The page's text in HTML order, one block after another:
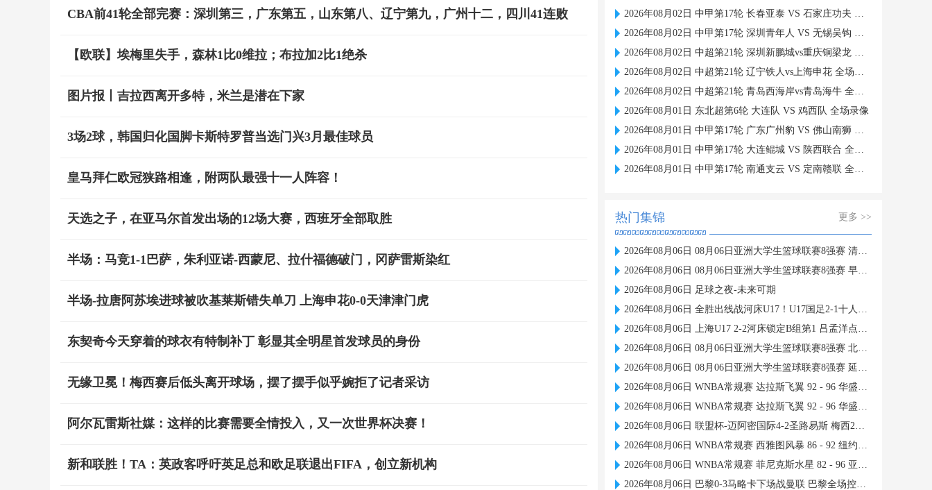
CBA前41轮全部完赛：深圳第三，广东第五，山东第八、辽宁第九，广州十二，四川41连败
【欧联】埃梅里失手，森林1比0维拉；布拉加2比1绝杀
图片报丨吉拉西离开多特，米兰是潜在下家
3场2球，韩国归化国脚卡斯特罗普当选门兴3月最佳球员
皇马拜仁欧冠狭路相逢，附两队最强十一人阵容！
天选之子，在亚马尔首发出场的12场大赛，西班牙全部取胜
半场：马竞1-1巴萨，朱利亚诺-西蒙尼、拉什福德破门，冈萨雷斯染红
半场-拉唐阿苏埃进球被吹基莱斯错失单刀 上海申花0-0天津津门虎
东契奇今天穿着的球衣有特制补丁 彰显其全明星首发球员的身份
无缘卫冕！梅西赛后低头离开球场，摆了摆手似乎婉拒了记者采访
阿尔瓦雷斯社媒：这样的比赛需要全情投入，又一次世界杯决赛！
新和联胜！TA：英政客呼吁英足总和欧足联退出FIFA，创立新机构
2026年08月02日 中甲第17轮 长春亚泰 VS 石家庄功夫 全场录像
2026年08月02日 中甲第17轮 深圳青年人 VS 无锡吴钩 全场录像
2026年08月02日 中超第21轮 深圳新鹏城vs重庆铜梁龙 全场录像
2026年08月02日 中超第21轮 辽宁铁人vs上海申花 全场录像
2026年08月02日 中超第21轮 青岛西海岸vs青岛海牛 全场录像
2026年08月01日 东北超第6轮 大连队 VS 鸡西队 全场录像
2026年08月01日 中甲第17轮 广东广州豹 VS 佛山南狮 全场录像
2026年08月01日 中甲第17轮 大连鲲城 VS 陕西联合 全场录像
2026年08月01日 中甲第17轮 南通支云 VS 定南赣联 全场录像
热门集锦 更多 >>
2026年08月06日 08月06日亚洲大学生篮球联赛8强赛 清华大学 85 - 81 菲律宾大学 集锦
2026年08月06日 08月06日亚洲大学生篮球联赛8强赛 早稻田大学 78 - 71 高丽大学 集锦
2026年08月06日 足球之夜-未来可期
2026年08月06日 全胜出线战河床U17！U17国足2-1十人药厂U17 赵松源登场1分钟传射
2026年08月06日 上海U17 2-2河床锁定B组第1 吕孟洋点射阿布力米破门 将战A组第2
2026年08月06日 08月06日亚洲大学生篮球联赛8强赛 北京大学 77 - 79 上海交通大学 集锦
2026年08月06日 08月06日亚洲大学生篮球联赛8强赛 延世大学 67 - 72 政治大学 集锦
2026年08月06日 WNBA常规赛 达拉斯飞翼 92 - 96 华盛顿神秘人 全场集锦
2026年08月06日 WNBA常规赛 达拉斯飞翼 92 - 96 华盛顿神秘人 全场集锦
2026年08月06日 联盟杯-迈阿密国际4-2圣路易斯 梅西2射1传 阿伦助攻戴帽
2026年08月06日 WNBA常规赛 西雅图风暴 86 - 92 纽约自由人 全场集锦
2026年08月06日 WNBA常规赛 菲尼克斯水星 82 - 96 亚特兰大梦想 全场集锦
2026年08月06日 巴黎0-3马略卡下场战曼联 巴黎全场控球近6成+8射3正未果